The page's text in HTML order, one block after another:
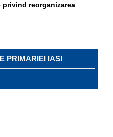
privind reorganizarea
PRIMARIEI IASI